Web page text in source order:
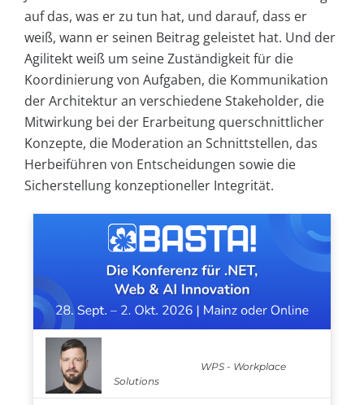
auf das, was er zu tun hat, und darauf, dass er
weiß, wann er seinen Beitrag geleistet hat. Und der
Agilitekt weiß um seine Zuständigkeit für die
Koordinierung von Aufgaben, die Kommunikation
der Architektur an verschiedene Stakeholder, die
Mitwirkung bei der Erarbeitung querschnittlicher
Konzepte, die Moderation an Schnittstellen, das
Herbeiführen von Entscheidungen sowie die
Sicherstellung konzeptioneller Integrität.